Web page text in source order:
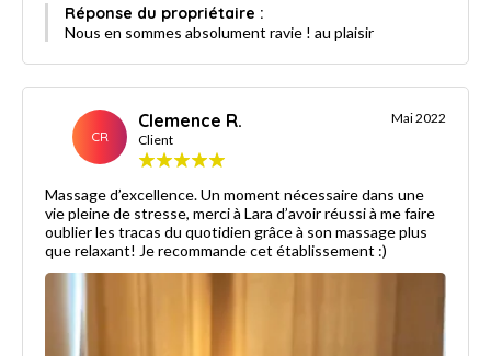
Réponse du propriétaire :
Nous en sommes absolument ravie ! au plaisir
CR
Clemence R.
Client
Mai 2022
Massage d’excellence. Un moment nécessaire dans une
vie pleine de stresse, merci à Lara d’avoir réussi à me faire
oublier les tracas du quotidien grâce à son massage plus
que relaxant! Je recommande cet établissement :)